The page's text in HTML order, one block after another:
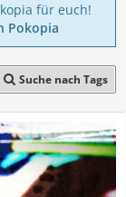
für euch!
Pokopia
Suche nach Tags